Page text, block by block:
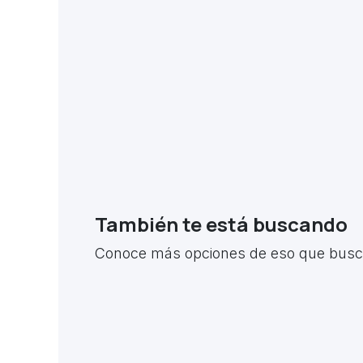
También te está buscando
Conoce más opciones de eso que